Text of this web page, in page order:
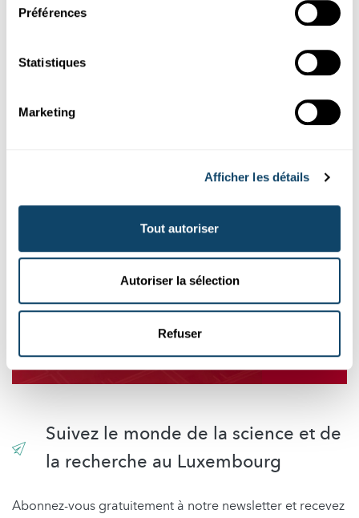
Préférences
Statistiques
Marketing
Afficher les détails
Tout autoriser
Autoriser la sélection
Refuser
Ces plugins sont masqués car vous avez
Abonnez-vous à notre
chaîne Youtube
Suivez le monde de la science et de
la recherche au Luxembourg
Abonnez-vous gratuitement à notre newsletter et recevez